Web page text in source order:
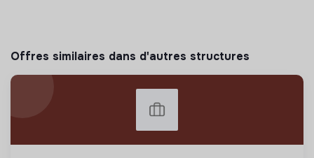
Offres similaires dans d'autres structures